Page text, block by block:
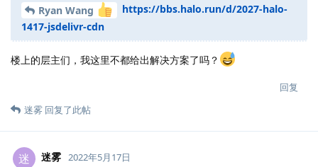
Ryan Wang
https://bbs.halo.run/d/2027-halo-
1417-jsdelivr-cdn
楼上的层主们，我这里不都给出解决方案了吗？
回复
迷雾 回复了此帖
迷 迷雾 2022年5月17日